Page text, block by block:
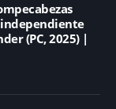
(PC, 2025) |